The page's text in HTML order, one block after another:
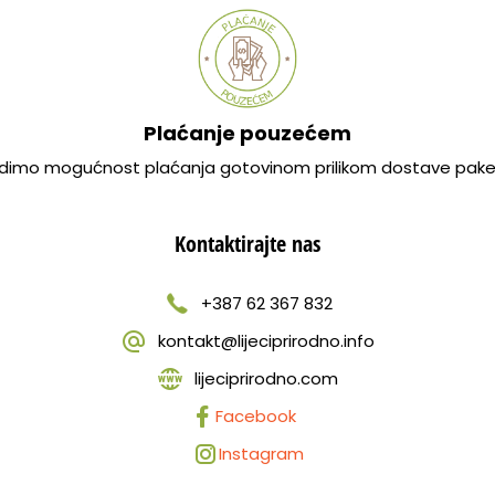
Plaćanje pouzećem
mogućnost plaćanja gotovinom prilikom dostave
Kontaktirajte nas
+387 62 367 832
kontakt@lijeciprirodno.info
lijeciprirodno.com
Facebook
Instagram